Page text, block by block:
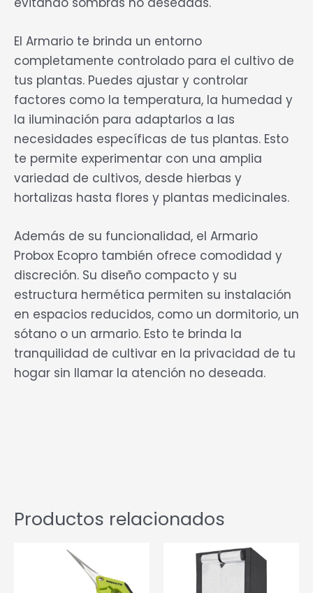
El Armario te brinda un entorno
completamente controlado para el cultivo de
tus plantas. Puedes ajustar y controlar
factores como la temperatura, la humedad y
la iluminación para adaptarlos a las
necesidades específicas de tus plantas. Esto
te permite experimentar con una amplia
variedad de cultivos, desde hierbas y
hortalizas hasta flores y plantas medicinales.
Además de su funcionalidad, el Armario
Probox Ecopro también ofrece comodidad y
discreción. Su diseño compacto y su
estructura hermética permiten su instalación
en espacios reducidos, como un dormitorio, un
sótano o un armario. Esto te brinda la
tranquilidad de cultivar en la privacidad de tu
hogar sin llamar la atención no deseada.
Productos relacionados